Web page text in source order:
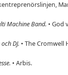
Machine Band. • God
DJ. • The Cromwell
• Arbis.